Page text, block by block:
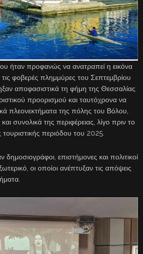
ήταν προφανώς να ανατραπεί η εικόνα
φοβερές πλημμύρες του Σεπτεμβρίου
αποφασιστικά τη φήμη της Θεσσαλίας
προορισμού και ταυτόχρονα να
πλεονεκτήματα της πόλης του Βόλου,
συνολικά της περιφέρειας, λίγο πριν το
τουριστικής περιόδου του 2025.
δημοσιογράφοι, επιστήμονες και πολιτικοί
οι οποίοι ανέπτυξαν τις απόψεις